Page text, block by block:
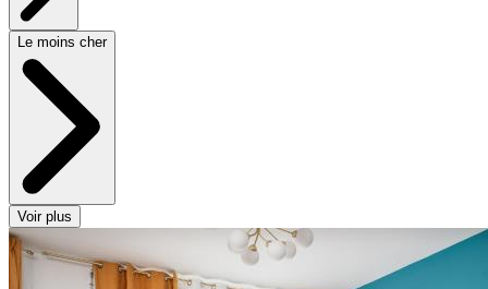
Le moins cher
Voir plus